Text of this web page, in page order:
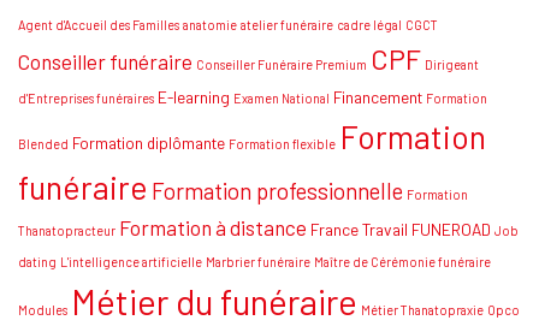
national
thanatopraxie
Conseils
Agent d'Accueil des Familles anatomie atelier funéraire cadre légal CGCT
Conseiller funéraire Conseiller Funéraire Premium CPF Dirigeant
d'Entreprises funéraires E-learning Examen National Financement Formation
Blended Formation diplômante Formation flexible Formation
funéraire Formation professionnelle Formation
Thanatopracteur Formation à distance France Travail FUNEROAD Job
dating L'intelligence artificielle Marbrier funéraire Maître de Cérémonie funéraire
Modules Métier du funéraire Métier Thanatopraxie Opco